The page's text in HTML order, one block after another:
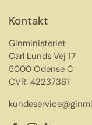
Kontakt
Ginministeriet
Carl Lunds Vej 17
5000 Odense C
CVR. 42237361